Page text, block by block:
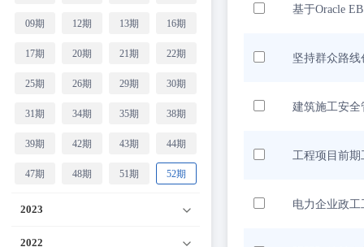
09期 12期 13期 16期
17期 20期 21期 22期
25期 26期 29期 30期
31期 34期 35期 38期
39期 42期 43期 44期
47期 48期 51期 52期
2023
2022
基于Oracle
坚持群众路
建筑施工安
工程项目前
电力企业政